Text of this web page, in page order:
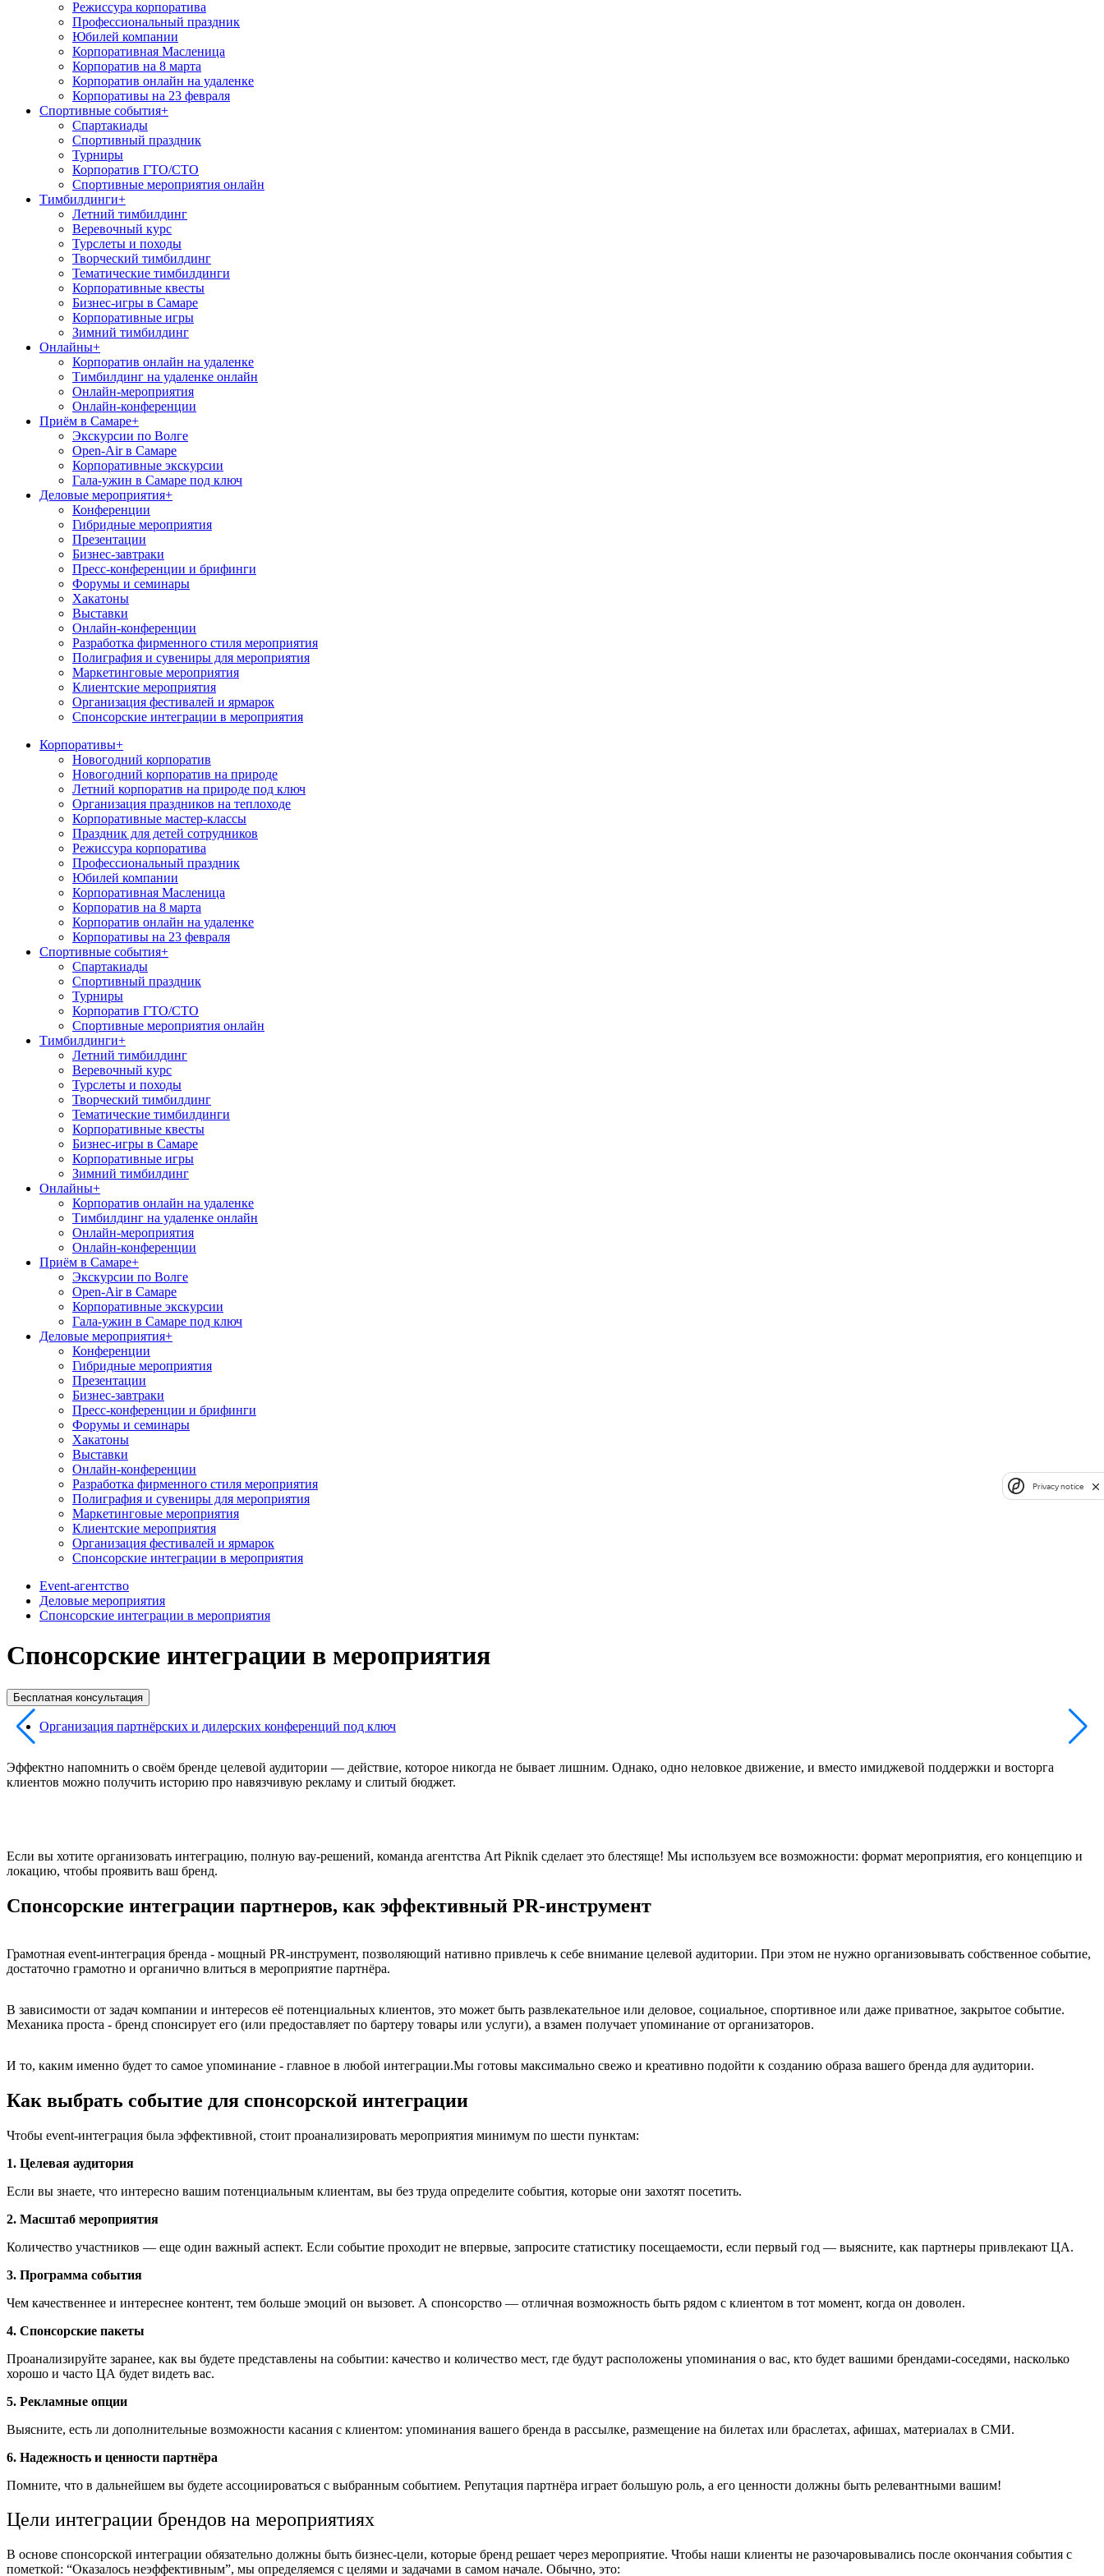
Режиссура корпоратива
Профессиональный праздник
Юбилей компании
Корпоративная Масленица
Корпоратив на 8 марта
Корпоратив онлайн на удаленке
Корпоративы на 23 февраля
Спортивные события+
Спартакиады
Спортивный праздник
Турниры
Корпоратив ГТО/СТО
Спортивные мероприятия онлайн
Тимбилдинги+
Летний тимбилдинг
Веревочный курс
Турслеты и походы
Творческий тимбилдинг
Тематические тимбилдинги
Корпоративные квесты
Бизнес-игры в Самаре
Корпоративные игры
Зимний тимбилдинг
Онлайны+
Корпоратив онлайн на удаленке
Тимбилдинг на удаленке онлайн
Онлайн-мероприятия
Онлайн-конференции
Приём в Самаре+
Экскурсии по Волге
Open-Air в Самаре
Корпоративные экскурсии
Гала-ужин в Самаре под ключ
Деловые мероприятия+
Конференции
Гибридные мероприятия
Презентации
Бизнес-завтраки
Пресс-конференции и брифинги
Форумы и семинары
Хакатоны
Выставки
Онлайн-конференции
Разработка фирменного стиля мероприятия
Полиграфия и сувениры для мероприятия
Маркетинговые мероприятия
Клиентские мероприятия
Организация фестивалей и ярмарок
Спонсорские интеграции в мероприятия
Корпоративы+
Новогодний корпоратив
Новогодний корпоратив на природе
Летний корпоратив на природе под ключ
Организация праздников на теплоходе
Корпоративные мастер-классы
Праздник для детей сотрудников
Режиссура корпоратива
Профессиональный праздник
Юбилей компании
Корпоративная Масленица
Корпоратив на 8 марта
Корпоратив онлайн на удаленке
Корпоративы на 23 февраля
Спортивные события+
Спартакиады
Спортивный праздник
Турниры
Корпоратив ГТО/СТО
Спортивные мероприятия онлайн
Тимбилдинги+
Летний тимбилдинг
Веревочный курс
Турслеты и походы
Творческий тимбилдинг
Тематические тимбилдинги
Корпоративные квесты
Бизнес-игры в Самаре
Корпоративные игры
Зимний тимбилдинг
Онлайны+
Корпоратив онлайн на удаленке
Тимбилдинг на удаленке онлайн
Онлайн-мероприятия
Онлайн-конференции
Приём в Самаре+
Экскурсии по Волге
Open-Air в Самаре
Корпоративные экскурсии
Гала-ужин в Самаре под ключ
Деловые мероприятия+
Конференции
Гибридные мероприятия
Презентации
Бизнес-завтраки
Пресс-конференции и брифинги
Форумы и семинары
Хакатоны
Выставки
Онлайн-конференции
Разработка фирменного стиля мероприятия
Полиграфия и сувениры для мероприятия
Маркетинговые мероприятия
Клиентские мероприятия
Организация фестивалей и ярмарок
Спонсорские интеграции в мероприятия
Event-агентство
Деловые мероприятия
Спонсорские интеграции в мероприятия
Спонсорские интеграции в мероприятия
Бесплатная консультация
Организация партнёрских и дилерских конференций под ключ
Эффектно напомнить о своём бренде целевой аудитории — действие, которое никогда не бывает лишним. Однако, одно неловкое движение, и вместо имиджевой поддержки и восторга
клиентов можно получить историю про навязчивую рекламу и слитый бюджет.
Если вы хотите организовать интеграцию, полную вау-решений, команда агентства Art Piknik сделает это блестяще! Мы используем все возможности: формат мероприятия, его концепцию и
локацию, чтобы проявить ваш бренд.
Спонсорские интеграции партнеров, как эффективный PR-инструмент
Грамотная event-интеграция бренда - мощный PR-инструмент, позволяющий нативно привлечь к себе внимание целевой аудитории. При этом не нужно организовывать собственное событие,
достаточно грамотно и органично влиться в мероприятие партнёра.
В зависимости от задач компании и интересов её потенциальных клиентов, это может быть развлекательное или деловое, социальное, спортивное или даже приватное, закрытое событие.
Механика проста - бренд спонсирует его (или предоставляет по бартеру товары или услуги), а взамен получает упоминание от организаторов.
И то, каким именно будет то самое упоминание - главное в любой интеграции.Мы готовы максимально свежо и креативно подойти к созданию образа вашего бренда для аудитории.
Как выбрать событие для спонсорской интеграции
Чтобы event-интеграция была эффективной, стоит проанализировать мероприятия минимум по шести пунктам:
1. Целевая аудитория
Если вы знаете, что интересно вашим потенциальным клиентам, вы без труда определите события, которые они захотят посетить.
2. Масштаб мероприятия
Количество участников — еще один важный аспект. Если событие проходит не впервые, запросите статистику посещаемости, если первый год — выясните, как партнеры привлекают ЦА.
3. Программа события
Чем качественнее и интереснее контент, тем больше эмоций он вызовет. А спонсорство — отличная возможность быть рядом с клиентом в тот момент, когда он доволен.
4. Спонсорские пакеты
Проанализируйте заранее, как вы будете представлены на событии: качество и количество мест, где будут расположены упоминания о вас, кто будет вашими брендами-соседями, насколько
хорошо и часто ЦА будет видеть вас.
5. Рекламные опции
Выясните, есть ли дополнительные возможности касания с клиентом: упоминания вашего бренда в рассылке, размещение на билетах или браслетах, афишах, материалах в СМИ.
6. Надежность и ценности партнёра
Помните, что в дальнейшем вы будете ассоциироваться с выбранным событием. Репутация партнёра играет большую роль, а его ценности должны быть релевантными вашим!
Цели интеграции брендов на мероприятиях
В основе спонсорской интеграции обязательно должны быть бизнес-цели, которые бренд решает через мероприятие. Чтобы наши клиенты не разочаровывались после окончания события с
пометкой: “Оказалось неэффективным”, мы определяемся с целями и задачами в самом начале. Обычно, это:
Privacy notice